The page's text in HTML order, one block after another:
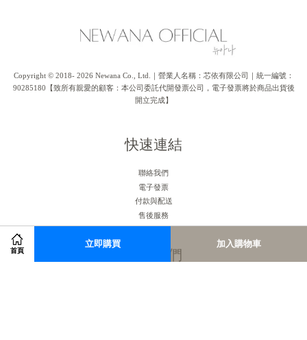
首頁
立即購買 加入購物車
Copyright © 2018- 2026 Newana Co., Ltd.｜營業人名稱：芯依有限公司｜統一編號：
90285180【致所有親愛的顧客：本公司委託代開發票公司，電子發票將於商品出貨後
開立完成】
快速連結
聯絡我們
電子發票
付款與配送
售後服務
關注我們